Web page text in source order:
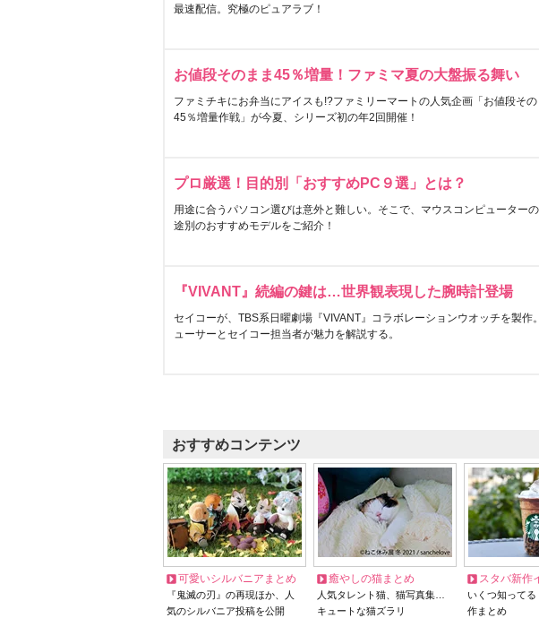
最速配信。究極のピュアラブ！
お値段そのまま45％増量！ファミマ夏の大盤振る舞い
ファミチキにお弁当にアイスも!?ファミリーマートの人気企画「お値段その
45％増量作戦」が今夏、シリーズ初の年2回開催！
プロ厳選！目的別「おすすめPC９選」とは？
用途に合うパソコン選びは意外と難しい。そこで、マウスコンピューター
途別のおすすめモデルをご紹介！
『VIVANT』続編の鍵は…世界観表現した腕時計登場
セイコーが、TBS系日曜劇場『VIVANT』コラボレーションウオッチを製作
ューサーとセイコー担当者が魅力を解説する。
おすすめコンテンツ
可愛いシルバニアまとめ
『鬼滅の刃』の再現ほか、人
気のシルバニア投稿を公開
癒やしの猫まとめ
人気タレント猫、猫写真集…
キュートな猫ズラリ
スタバ新作
いくつ知って
作まとめ